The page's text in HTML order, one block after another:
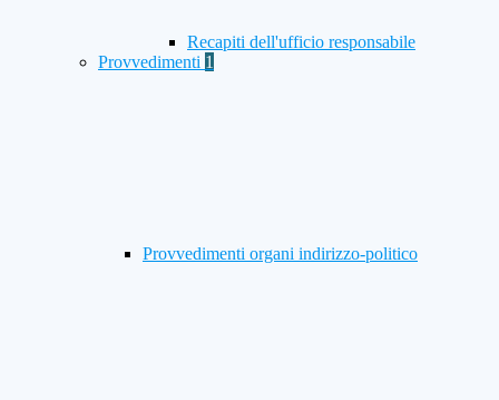
Recapiti dell'ufficio responsabile
Provvedimenti 1
Provvedimenti organi indirizzo-politico